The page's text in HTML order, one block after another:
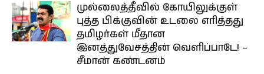
முல்லைத்தீவில் கோயிலுக்குள்
புத்த பிக்குவின் உடலை எரித்தது
தமிழர்கள் மீதான
இனத்துவேசத்தின் வெளிப்பாடே! –
சீமான் கண்டனம்